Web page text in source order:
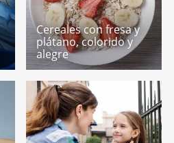
Cereales con fresa y
plátano, colorido y
alegre